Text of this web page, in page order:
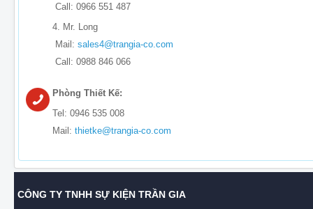
Call: 0966 551 487
4. Mr. Long
Mail: sales4@trangia-co.com
Call: 0988 846 066
Phòng Thiết Kế:
Tel: 0946 535 008
Mail: thietke@trangia-co.com
CÔNG TY TNHH SỰ KIỆN TRẦN GIA